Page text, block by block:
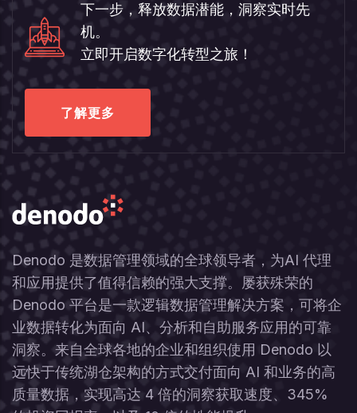
下一步，释放数据潜能，洞察实时先
机。
立即开启数字化转型之旅！
了解更多
Denodo 是数据管理领域的全球领导者，为AI 代理
和应用提供了值得信赖的强大支撑。屡获殊荣的
Denodo 平台是一款逻辑数据管理解决方案，可将企
业数据转化为面向 AI、分析和自助服务应用的可靠
洞察。来自全球各地的企业和组织使用 Denodo 以
远快于传统湖仓架构的方式交付面向 AI 和业务的高
质量数据，实现高达 4 倍的洞察获取速度、345%